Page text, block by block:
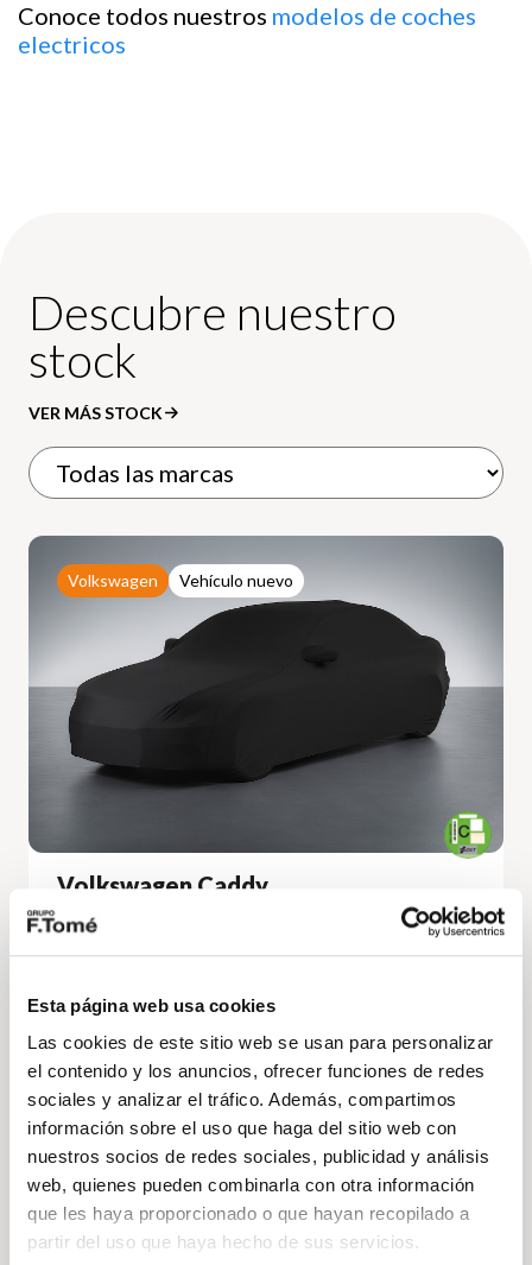
Esta página web usa cookies
Las cookies de este sitio web se usan para personalizar
el contenido y los anuncios, ofrecer funciones de redes
sociales y analizar el tráfico. Además, compartimos
información sobre el uso que haga del sitio web con
nuestros socios de redes sociales, publicidad y análisis
web, quienes pueden combinarla con otra información
que les haya proporcionado o que hayan recopilado a
partir del uso que haya hecho de sus servicios.
Conoce todos nuestros modelos de coches
electricos
Descubre nuestro
stock
VER MÁS STOCK
Volkswagen Vehículo nuevo
Volkswagen Caddy
Maxi California 2.0 TDI 90kW (122CV) DSG
Precio a consultar
122cv Automático
DESCÚBRELO
Volkswagen Vehículo nuevo